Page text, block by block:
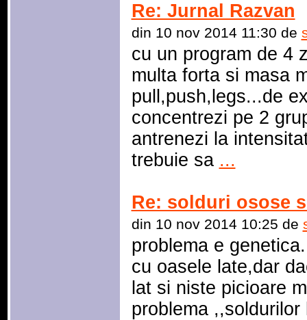
Re: Jurnal Razvan
din 10 nov 2014 11:30 de
cu un program de 4
multa forta si masa
pull,push,legs...de
concentrezi pe 2
antrenezi la
trebuie sa ...
Re: solduri osose
din 10 nov 2014 10:25 de
problema e
cu oasele late,dar
lat si niste picioare
problema ,,soldurilor